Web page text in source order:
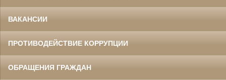
ВАКАНСИИ
ПРОТИВОДЕЙСТВИЕ КОРРУПЦИИ
ОБРАЩЕНИЯ ГРАЖДАН